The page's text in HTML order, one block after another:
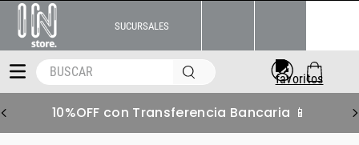
SUCURSALES
BUSCAR
10%OFF con Transferencia Bancaria 📱